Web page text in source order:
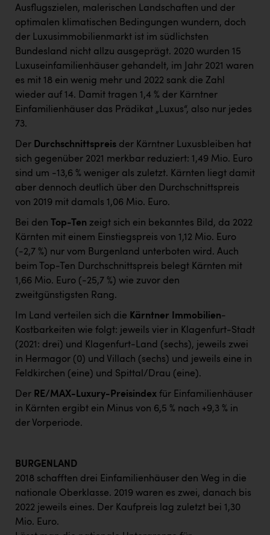
Ausflugszielen, malerischen Landschaften und der
optimalen klimatischen Bedingungen wundern, doch
der Luxusimmobilienmarkt ist im südlichsten
Bundesland nicht allzu ausgeprägt. 2020 wurden 15
Luxuseinfamilienhäuser gehandelt, im Jahr 2021 waren
es mit 18 ein wenig mehr und 2022 sank die Zahl
wieder auf 14. Damit tragen 1,4 % der Kärntner
Einfamilienhäuser das Prädikat „Luxus“, also nur jedes
73.
Der Durchschnittspreis der Kärntner Luxusbleiben hat
sich gegenüber 2021 merkbar reduziert: 1,49 Mio. Euro
sind um -13,6 % weniger als zuletzt. Kärnten liegt damit
aber dennoch deutlich über den Durchschnittspreis
von 2019 mit damals 1,06 Mio. Euro.
Bei den Top-Ten zeigt sich ein bekanntes Bild, da 2022
Kärnten mit einem Einstiegspreis von 1,12 Mio. Euro
(-2,7 %) nur vom Burgenland unterboten wird. Auch
beim Top-Ten Durchschnittspreis belegt Kärnten mit
1,66 Mio. Euro (-25,7 %) wie zuvor den
zweitgünstigsten Rang.
Im Land verteilen sich die Kärntner Immobilien-
Kostbarkeiten wie folgt: jeweils vier in Klagenfurt-Stadt
(2021: drei) und Klagenfurt-Land (sechs), jeweils zwei
in Hermagor (0) und Villach (sechs) und jeweils eine in
Feldkirchen (eine) und Spittal/Drau (eine).
Der RE/MAX-Luxury-Preisindex für Einfamilienhäuser
in Kärnten ergibt ein Minus von 6,5 % nach +9,3 % in
der Vorperiode.
BURGENLAND
2018 schafften drei Einfamilienhäuser den Weg in die
nationale Oberklasse. 2019 waren es zwei, danach bis
2022 jeweils eines. Der Kaufpreis lag zuletzt bei 1,30
Mio. Euro.